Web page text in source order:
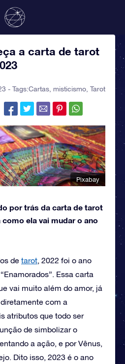
a carta de tarot
- Tags:Cartas misticismo Tarot
Pixabay
por trás da carta de tarot
como ela vai mudar o ano
de tarot, 2022 foi o ano
Essa carta
vai muito além do amor, já
com a
atributos que todo ser
de simbolizar o
a ação, e por Vênus,
Dito isso, 2023 é o ano